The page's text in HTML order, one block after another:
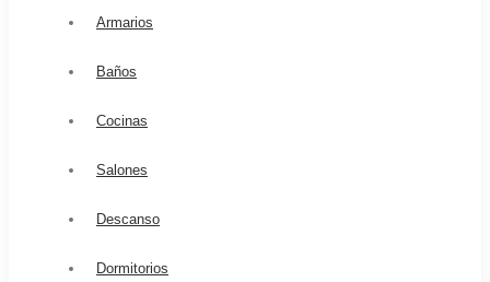
Armarios
Baños
Cocinas
Salones
Descanso
Dormitorios